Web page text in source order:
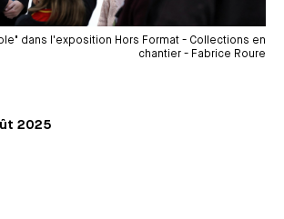
dans l'exposition Hors Format - Collections en
chantier - Fabrice Roure
2025